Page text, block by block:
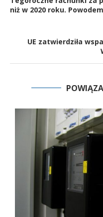
niż w 2020 roku.
UE zatwierdziła